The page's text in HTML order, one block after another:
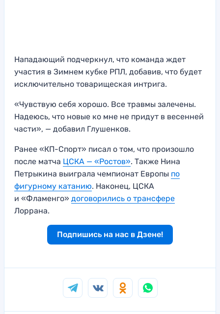
Нападающий подчеркнул, что команда ждет
участия в Зимнем кубке РПЛ, добавив, что будет
исключительно товарищеская интрига.
«Чувствую себя хорошо. Все травмы залечены.
Надеюсь, что новые ко мне не придут в весенней
части», — добавил Глушенков.
Ранее «КП-Спорт» писал о том, что произошло
после матча ЦСКА — «Ростов». Также Нина
Петрыкина выиграла чемпионат Европы по
фигурному катанию. Наконец, ЦСКА
и «Фламенго» договорились о трансфере
Лоррана.
Подпишись на нас в Дзене!